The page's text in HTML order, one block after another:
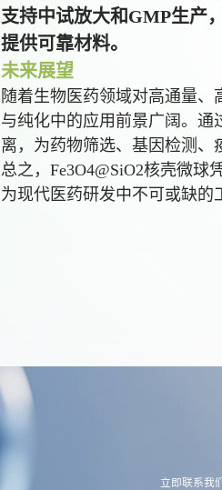
支持中试放大和GMP生产
提供可靠材料。
未来展望
随着生物医药领域对高通量、
与纯化中的应用前景广阔。
离，为药物筛选、基因检测、
总之，Fe3O4@SiO2核壳微
为现代医药研发中不可或缺的
立即联系我